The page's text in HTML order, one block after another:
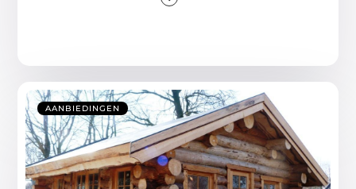
AANBIEDINGEN